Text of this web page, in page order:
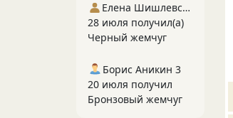
Елена Шишлевская
28 июля получил(а)
Черный жемчуг
Борис Аникин 3
20 июля получил
Бронзовый жемчуг